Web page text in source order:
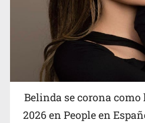
Ciclosporiasis no representa
masivo
Belinda se corona como
2026 en People en